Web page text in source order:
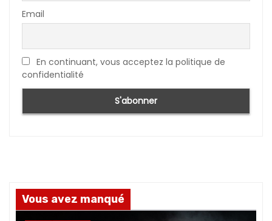
Email
En continuant, vous acceptez la politique de
confidentialité
Vous avez manqué